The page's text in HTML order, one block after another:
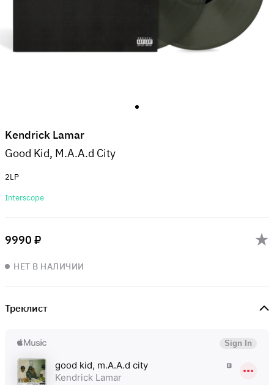
Kendrick Lamar
Good Kid, M.A.A.d City
2LP
Interscope
9990 ₽
НЕТ В НАЛИЧИИ
Треклист